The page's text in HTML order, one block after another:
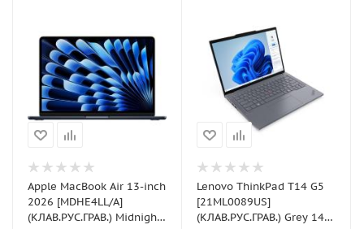
Apple MacBook Air 13-inch
2026 [MDHE4LL/A]
(КЛАВ.РУС.ГРАВ.) Midnight
Lenovo ThinkPad T14 G5
[21ML0089US]
(КЛАВ.РУС.ГРАВ.) Grey 14"